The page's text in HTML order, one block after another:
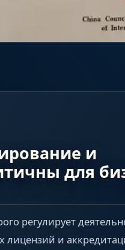
и
для
регулирует
лицензий и